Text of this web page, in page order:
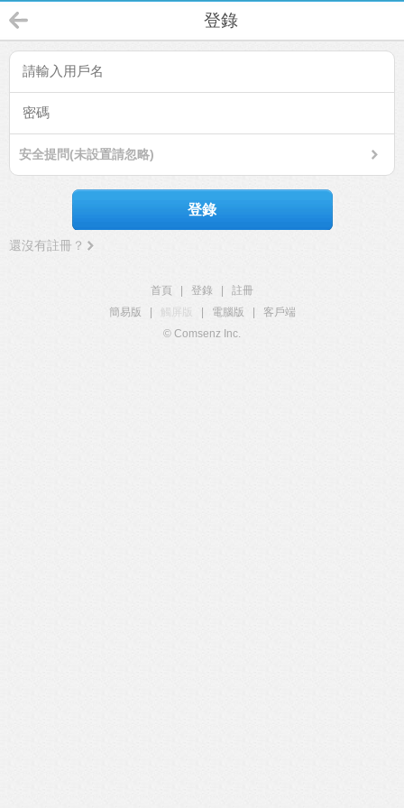
登錄
安全提問(未設置請忽略)
登錄
還沒有註冊？
首頁 登錄
註冊
簡易版
觸屏版 電腦版
客戶端
© Comsenz Inc.